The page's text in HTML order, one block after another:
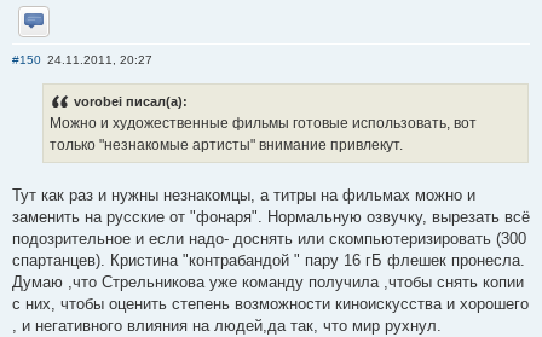
Отправить личное сообщение
#150 24.11.2011, 20:27
vorobei писал(а):
Можно и художественные фильмы готовые использовать, вот
только "незнакомые артисты" внимание привлекут.
Тут как раз и нужны незнакомцы, а титры на фильмах можно и
заменить на русские от "фонаря". Нормальную озвучку, вырезать всё
подозрительное и если надо- доснять или скомпьютеризировать (300
спартанцев). Кристина "контрабандой " пару 16 гБ флешек пронесла.
Думаю ,что Стрельникова уже команду получила ,чтобы снять копии
с них, чтобы оценить степень возможности киноискусства и хорошего
, и негативного влияния на людей,да так, что мир рухнул.